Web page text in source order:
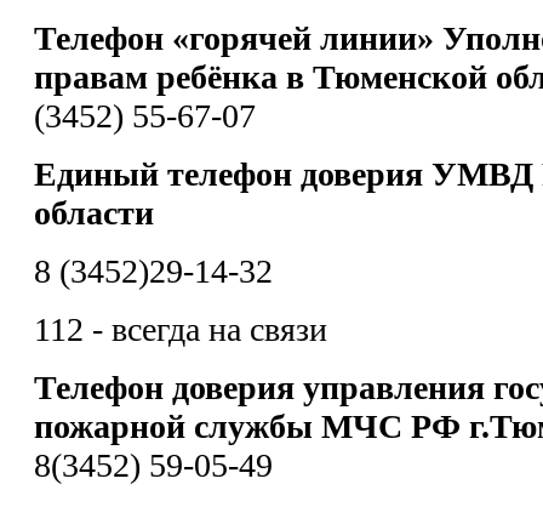
Телефон «горячей линии»
правам ребёнка в Тюменской
(3452) 55-67-07
Единый телефон доверия УМВД
области
8 (3452)29-14-32
112 - всегда на связи
Телефон доверия управления
пожарной службы МЧС РФ
8(3452) 59-05-49